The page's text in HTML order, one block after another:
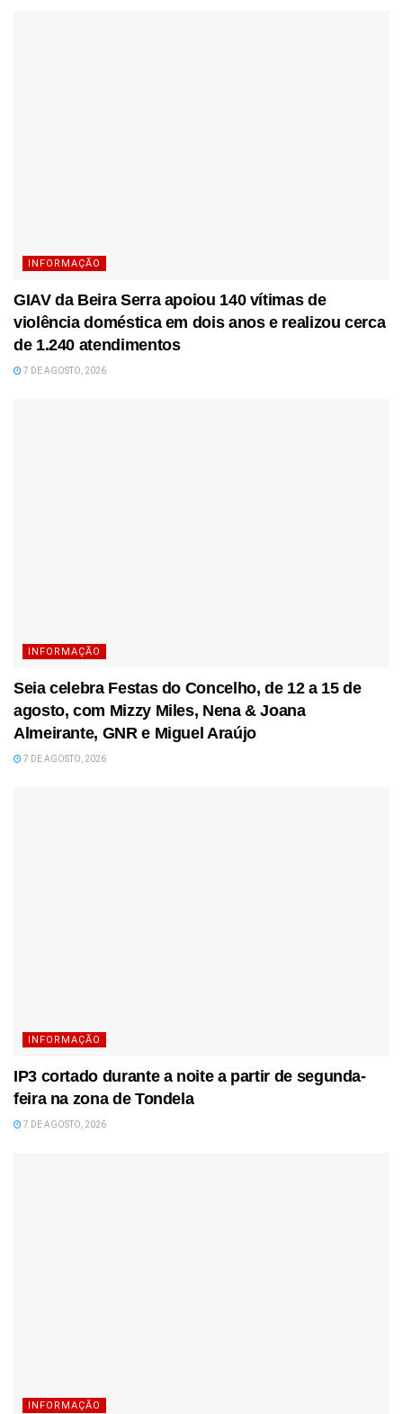
INFORMAÇÃO
GIAV da Beira Serra apoiou 140 vítimas de
violência doméstica em dois anos e realizou cerca
de 1.240 atendimentos
7 DE AGOSTO, 2026
INFORMAÇÃO
Seia celebra Festas do Concelho, de 12 a 15 de
agosto, com Mizzy Miles, Nena & Joana
Almeirante, GNR e Miguel Araújo
7 DE AGOSTO, 2026
INFORMAÇÃO
IP3 cortado durante a noite a partir de segunda-
feira na zona de Tondela
7 DE AGOSTO, 2026
INFORMAÇÃO